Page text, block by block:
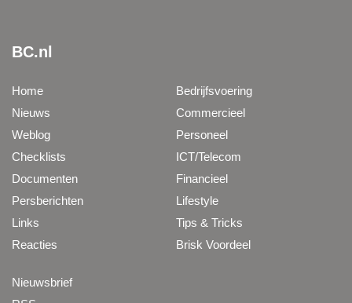
BC.nl
Home
Nieuws
Weblog
Checklists
Documenten
Persberichten
Links
Reacties
Bedrijfsvoering
Commercieel
Personeel
ICT/Telecom
Financieel
Lifestyle
Tips & Tricks
Brisk Voordeel
Nieuwsbrief